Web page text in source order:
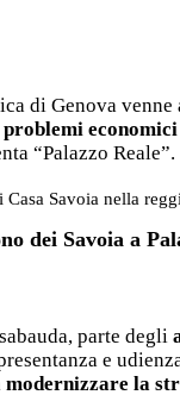
di Genova
“Palazzo Reale”.
dei Savoia a
parte degli
e
la